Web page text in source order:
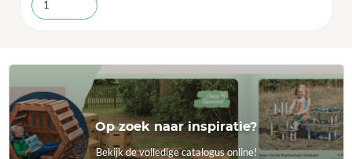
Op zoek naar inspiratie?
Bekijk de volledige catalogus online!